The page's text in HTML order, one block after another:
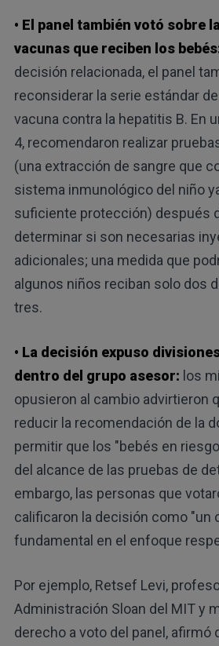
• El panel también votó sobre
vacunas que reciben los
decisión relacionada, el panel
reconsiderar la serie estándar
vacuna contra la hepatitis B. En
4, recomendaron realizar
(una extracción de sangre que
sistema inmunológico del niño
suficiente protección) después
determinar si son necesarias
adicionales; una medida que
algunos niños reciban solo dos
tres.
• La decisión expuso
dentro del grupo asesor: los
opusieron al cambio advirtieron
reducir la recomendación de la
permitir que los "bebés en
del alcance de las pruebas de
embargo, las personas que
calificaron la decisión como "un
fundamental en el enfoque
Por ejemplo, Retsef Levi,
Administración Sloan del MIT y
derecho a voto del panel, afirmó